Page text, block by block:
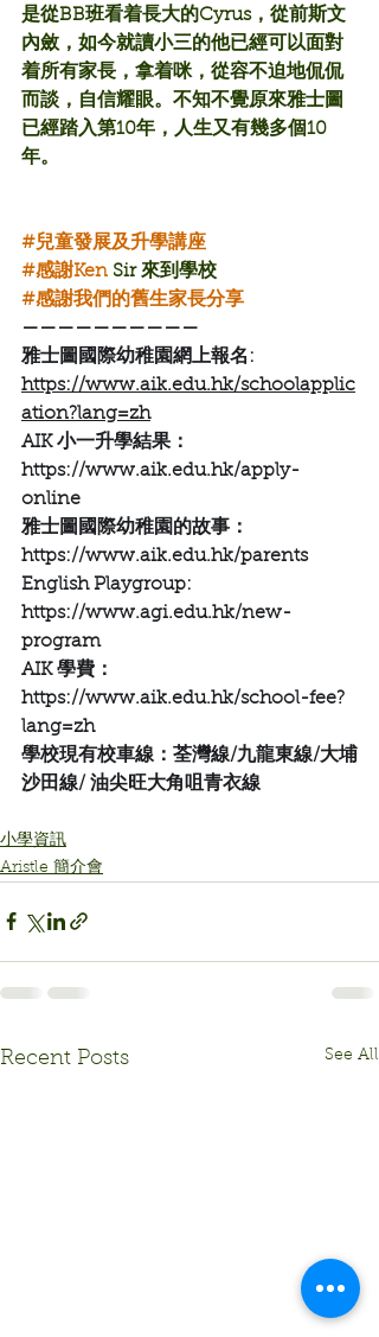
是從BB班看着長大的Cyrus，從前斯文
內斂，如今就讀小三的他已經可以面對
着所有家長，拿着咪，從容不迫地侃侃
而談，自信耀眼。不知不覺原來雅士圖
已經踏入第10年，人生又有幾多個10
年。
#兒童發展及升學講座
#感謝Ken Sir 來到學校
#感謝我們的舊生家長分享
——————————
雅士圖國際幼稚園網上報名:
https://www.aik.edu.hk/schoolapplic
ation?lang=zh
AIK 小一升學結果：
https://www.aik.edu.hk/apply-
online
雅士圖國際幼稚園的故事：
https://www.aik.edu.hk/parents
English Playgroup:
https://www.agi.edu.hk/new-
program
AIK 學費：
https://www.aik.edu.hk/school-fee?
lang=zh
學校現有校車線：荃灣線/九龍東線/大埔
沙田線/ 油尖旺大角咀青衣線
小學資訊
Aristle 簡介會
Recent Posts See All